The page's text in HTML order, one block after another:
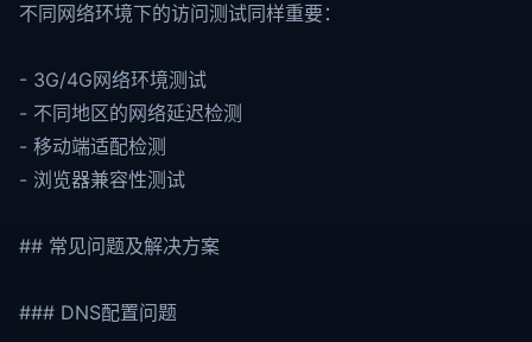
不同网络环境下的访问测试同样重要：
- 3G/4G网络环境测试
- 不同地区的网络延迟检测
- 移动端适配检测
- 浏览器兼容性测试
## 常见问题及解决方案
### DNS配置问题